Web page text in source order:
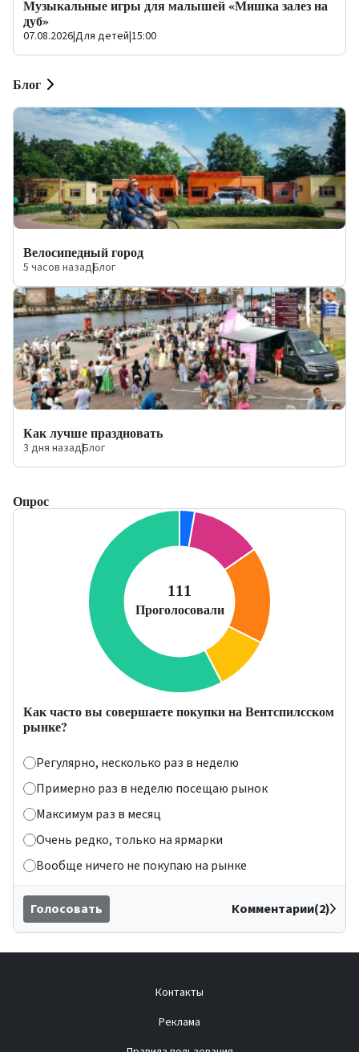
Музыкальные игры для малышей «Мишка залез на
дуб»
07.08.2026|Для детей|15:00
Блог
Велосипедный город
5 часов назад|Блог
Как лучше праздновать
3 дня назад|Блог
Опрос
Как часто вы совершаете покупки на Вентспилсском
рынке?
Регулярно, несколько раз в неделю
Примерно раз в неделю посещаю рынок
Максимум раз в месяц
Очень редко, только на ярмарки
Вообще ничего не покупаю на рынке
Голосовать Комментарии(2)
Контакты
Реклама